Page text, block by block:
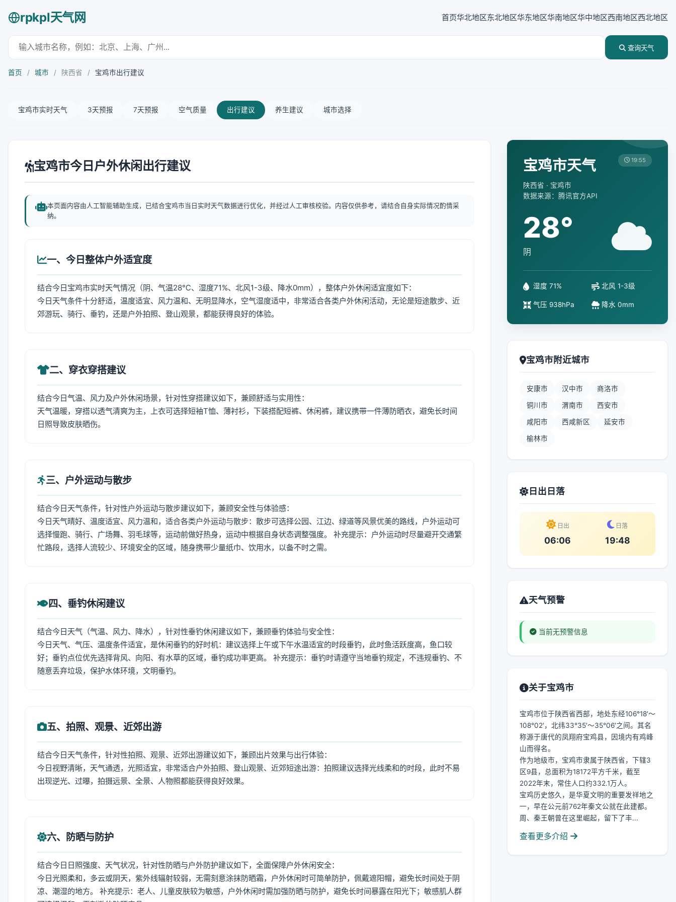
rpkpl天气网 首页华北地区东北地区华东地区华南地区华中地区西南地区西北地区
查询天气
首页 / 城市 / 陕西省 / 宝鸡市出行建议
宝鸡市实时天气 3天预报 7天预报 空气质量 出行建议 养生建议 城市选择
宝鸡市今日户外休闲出行建议
本页面内容由人工智能辅助生成，已结合宝鸡市当日实时天气数据进行优化，并经过人工审核校验。内容仅供参考，请结合自身实际情况酌情采
纳。
一、今日整体户外适宜度
结合今日宝鸡市实时天气情况（阴、气温28℃、湿度71%、北风1-3级、降水0mm），整体户外休闲适宜度如下：
今日天气条件十分舒适，温度适宜、风力温和、无明显降水，空气湿度适中，非常适合各类户外休闲活动，无论是短途散步、近
郊游玩、骑行、垂钓，还是户外拍照、登山观景，都能获得良好的体验。
二、穿衣穿搭建议
结合今日气温、风力及户外休闲场景，针对性穿搭建议如下，兼顾舒适与实用性：
天气温暖，穿搭以透气清爽为主，上衣可选择短袖T恤、薄衬衫，下装搭配短裤、休闲裤，建议携带一件薄防晒衣，避免长时间
日照导致皮肤晒伤。
三、户外运动与散步
结合今日天气条件，针对性户外运动与散步建议如下，兼顾安全性与体验感：
今日天气晴好、温度适宜、风力温和，适合各类户外运动与散步：散步可选择公园、江边、绿道等风景优美的路线，户外运动可
选择慢跑、骑行、广场舞、羽毛球等，运动前做好热身，运动中根据自身状态调整强度。 补充提示：户外运动时尽量避开交通繁
忙路段，选择人流较少、环境安全的区域，随身携带少量纸巾、饮用水，以备不时之需。
四、垂钓休闲建议
结合今日天气（气温、风力、降水），针对性垂钓休闲建议如下，兼顾垂钓体验与安全性：
今日天气、气压、温度条件适宜，是休闲垂钓的好时机：建议选择上午或下午水温适宜的时段垂钓，此时鱼活跃度高，鱼口较
好；垂钓点位优先选择背风、向阳、有水草的区域，垂钓成功率更高。 补充提示：垂钓时请遵守当地垂钓规定，不违规垂钓、不
随意丢弃垃圾，保护水体环境，文明垂钓。
五、拍照、观景、近郊出游
结合今日天气条件，针对性拍照、观景、近郊出游建议如下，兼顾出片效果与出行体验：
今日视野清晰，天气通透，光照适宜，非常适合户外拍照、登山观景、近郊短途出游：拍照建议选择光线柔和的时段，此时不易
出现逆光、过曝，拍摄远景、全景、人物照都能获得良好效果。
六、防晒与防护
结合今日日照强度、天气状况，针对性防晒与户外防护建议如下，全面保障户外休闲安全：
今日光照柔和，多云或阴天，紫外线辐射较弱，无需刻意涂抹防晒霜，户外休闲时可简单防护，佩戴遮阳帽，避免长时间处于阴
凉、潮湿的地方。 补充提示：老人、儿童皮肤较为敏感，户外休闲时需加强防晒与防护，避免长时间暴露在阳光下；敏感肌人群
宝鸡市天气
陕西省 · 宝鸡市
数据来源：腾讯官方API
19:55
28°
阴
湿度 71% 北风 1-3级
气压 938hPa 降水 0mm
宝鸡市附近城市
安康市 汉中市 商洛市
铜川市 渭南市 西安市
咸阳市 西咸新区 延安市
榆林市
日出日落
日出
06:06
日落
19:48
天气预警
当前无预警信息
关于宝鸡市
宝鸡市位于陕西省西部，地处东经106°18′～
108°02′，北纬33°35′～35°06′之间。其名
称源于唐代的凤翔府宝鸡县，因境内有鸡峰
山而得名。
作为地级市，宝鸡市隶属于陕西省，下辖3
区9县，总面积为18172平方千米，截至
2022年末，常住人口约332.1万人。
宝鸡历史悠久，是华夏文明的重要发祥地之
一，早在公元前762年秦文公就在此建都。
周、秦王朝曾在这里崛起，留下了丰...
查看更多介绍